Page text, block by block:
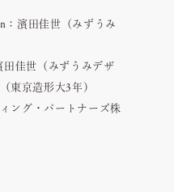
：濱田佳世（みずうみ
田佳世（みずうみデザ
東京造形大3年）
ング・パートナーズ株